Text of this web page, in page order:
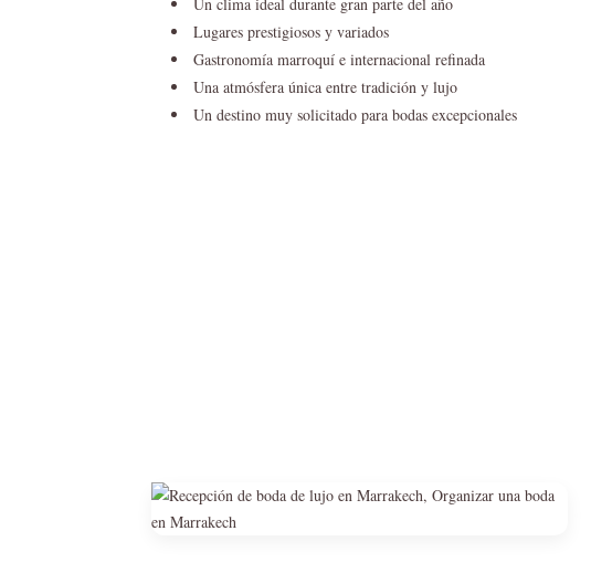
Lugares prestigiosos y variados
Gastronomía marroquí e internacional refinada
Una atmósfera única entre tradición y lujo
Un destino muy solicitado para bodas excepcionales